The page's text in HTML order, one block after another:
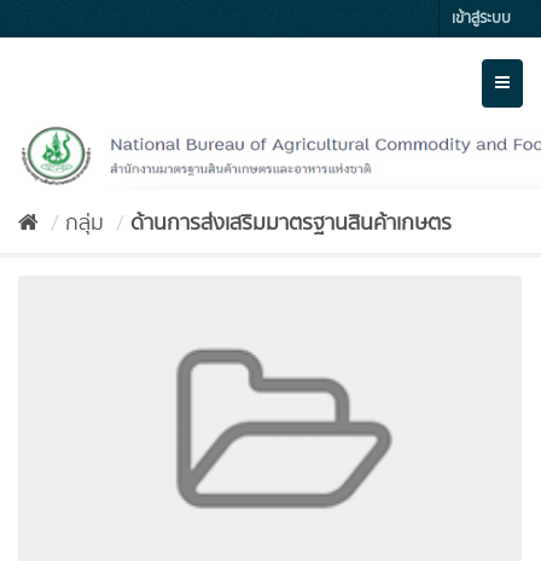
to
เข้าสู่ระบบ
กลุ่ม ด้านการส่งเสริมมาตรฐานสินค้าเกษตร